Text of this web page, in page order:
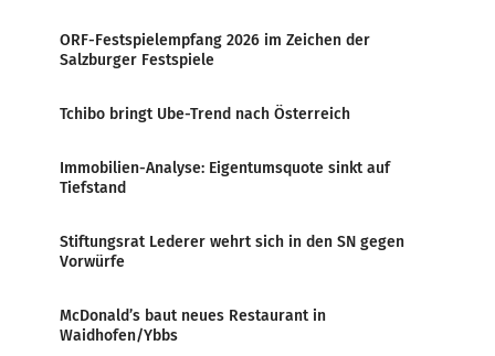
ORF-Festspielempfang 2026 im Zeichen der
Salzburger Festspiele
Tchibo bringt Ube-Trend nach Österreich
Immobilien-Analyse: Eigentumsquote sinkt auf
Tiefstand
Stiftungsrat Lederer wehrt sich in den SN gegen
Vorwürfe
McDonald’s baut neues Restaurant in
Waidhofen/Ybbs